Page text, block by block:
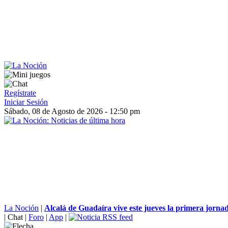
Regístrate
Iniciar Sesión
Sábado, 08 de Agosto de 2026 - 12:50 pm
La Noción | ​Alcalá de Guadaíra vive este jueves la primera
| Chat | Foro | App |